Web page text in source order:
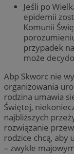
Jeśli po
epidemii
Komunii
przypadek
może
Abp Skworc nie
organizowania
rodzina umawia
Świętej,
najbliższych
rozwiązanie
rodzice chcą, aby
– zwykle